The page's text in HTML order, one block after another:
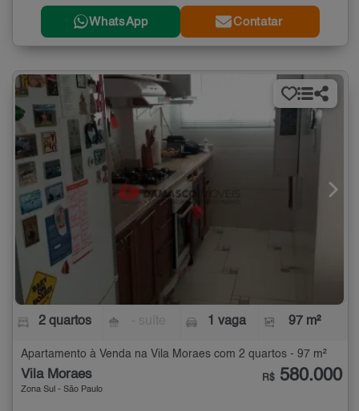
WhatsApp Contatar
2 quartos 1 vaga 97 m²
Apartamento à Venda na Vila Moraes com 2 quartos - 97 m²
Vila Moraes
Zona Sul - São Paulo
R$ 580.000